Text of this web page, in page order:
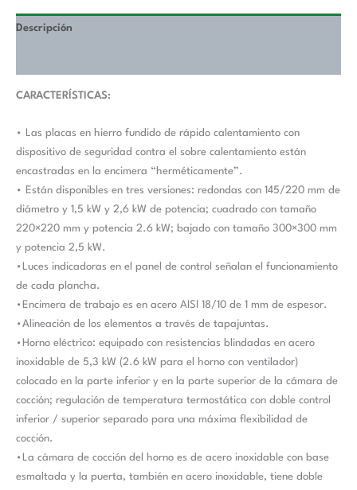
Descripción
CARACTERÍSTICAS:
• Las placas en hierro fundido de rápido calentamiento con
dispositivo de seguridad contra el sobre calentamiento están
encastradas en la encimera “herméticamente”.
• Están disponibles en tres versiones: redondas con 145/220 mm de
diámetro y 1,5 kW y 2,6 kW de potencia; cuadrado con tamaño
220×220 mm y potencia 2.6 kW; bajado con tamaño 300×300 mm
y potencia 2,5 kW.
•Luces indicadoras en el panel de control señalan el funcionamiento
de cada plancha.
•Encimera de trabajo es en acero AISI 18/10 de 1 mm de espesor.
•Alineación de los elementos a través de tapajuntas.
•Horno eléctrico: equipado con resistencias blindadas en acero
inoxidable de 5,3 kW (2.6 kW para el horno con ventilador)
colocado en la parte inferior y en la parte superior de la cámara de
cocción; regulación de temperatura termostática con doble control
inferior / superior separado para una máxima flexibilidad de
cocción.
•La cámara de cocción del horno es de acero inoxidable con base
esmaltada y la puerta, también en acero inoxidable, tiene doble